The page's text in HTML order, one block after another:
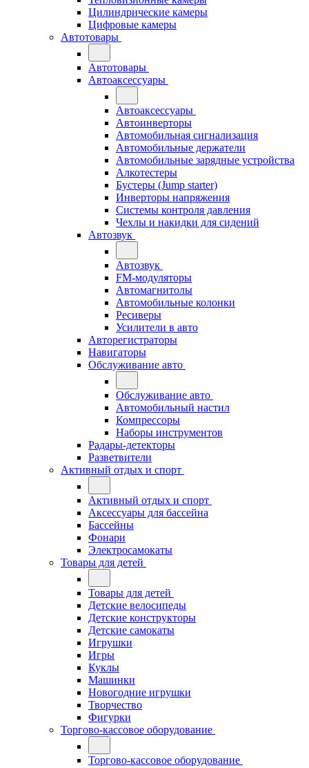
Цилиндрические камеры
Цифровые камеры
Автотовары
Автотовары
Автоаксессуары
Автоаксессуары
Автоинверторы
Автомобильная сигнализация
Автомобильные держатели
Автомобильные зарядные устройства
Алкотестеры
Бустеры (Jump starter)
Инверторы напряжения
Системы контроля давления
Чехлы и накидки для сидений
Автозвук
Автозвук
FM-модуляторы
Автомагнитолы
Автомобильные колонки
Ресиверы
Усилители в авто
Авторегистраторы
Навигаторы
Обслуживание авто
Обслуживание авто
Автомобильный настил
Компрессоры
Наборы инструментов
Радары-детекторы
Разветвители
Активный отдых и спорт
Активный отдых и спорт
Аксессуары для бассейна
Бассейны
Фонари
Электросамокаты
Товары для детей
Товары для детей
Детские велосипеды
Детские конструкторы
Детские самокаты
Игрушки
Игры
Куклы
Машинки
Новогодние игрушки
Творчество
Фигурки
Торгово-кассовое оборудование
Торгово-кассовое оборудование